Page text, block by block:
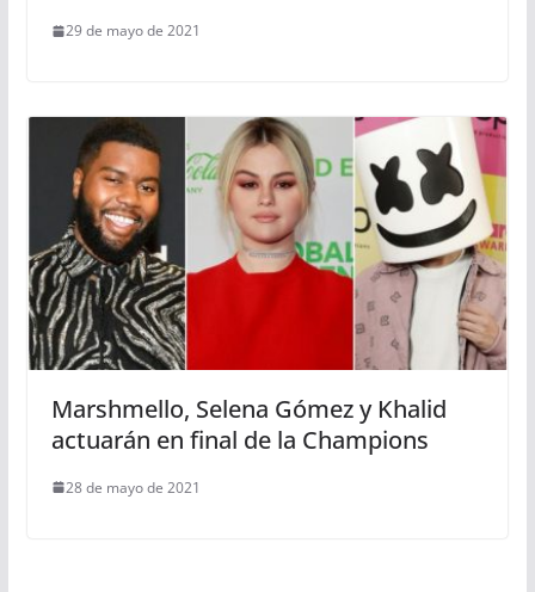
29 de mayo de 2021
Marshmello, Selena Gómez y Khalid
actuarán en final de la Champions
28 de mayo de 2021